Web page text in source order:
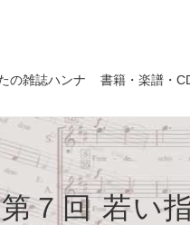
の雑誌ハンナ 書籍・楽譜・
７回 若い